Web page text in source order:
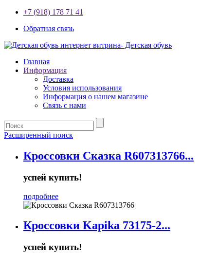
+7 (918) 178 71 41
Обратная связь
Главная
Информация
Доставка
Условия использования
Информация о нашем магазине
Связь с нами
Расширенный поиск
Кроссовки Сказка R607313766...
успей купить!
подробнее
Кроссовки Kapika 73175-2...
успей купить!